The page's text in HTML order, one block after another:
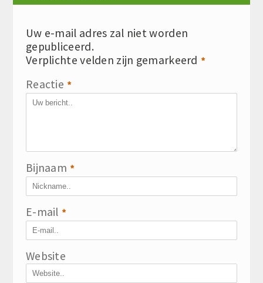
Uw e-mail adres zal niet worden
gepubliceerd.
Verplichte velden zijn gemarkeerd *
Reactie *
Bijnaam *
E-mail *
Website